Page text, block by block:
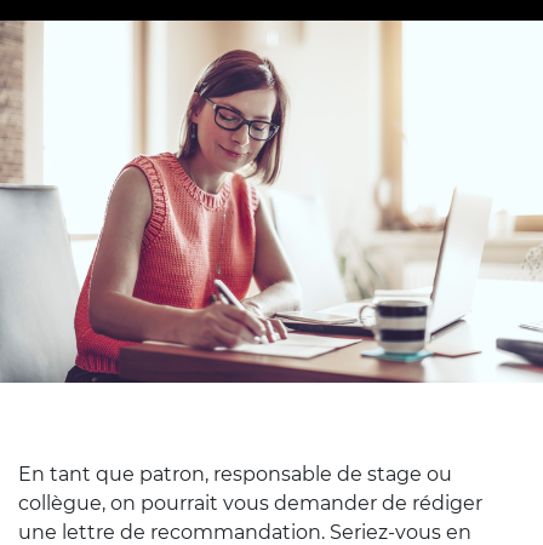
En tant que patron, responsable de stage ou
collègue, on pourrait vous demander de rédiger
une lettre de recommandation. Seriez-vous en